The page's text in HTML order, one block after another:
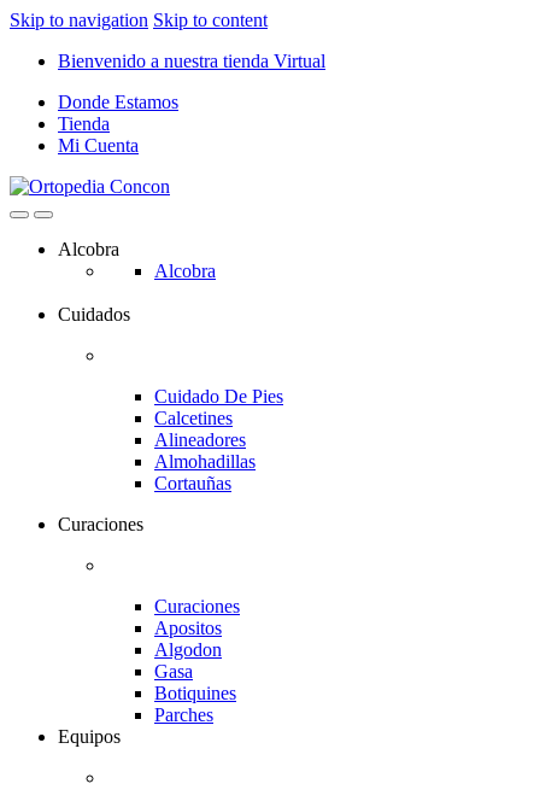
Skip to navigation Skip to content
Bienvenido a nuestra tienda Virtual
Donde Estamos
Tienda
Mi Cuenta
Alcobra
Alcobra
Cuidados
Cuidado De Pies
Calcetines
Alineadores
Almohadillas
Cortauñas
Curaciones
Curaciones
Apositos
Algodon
Gasa
Botiquines
Parches
Equipos